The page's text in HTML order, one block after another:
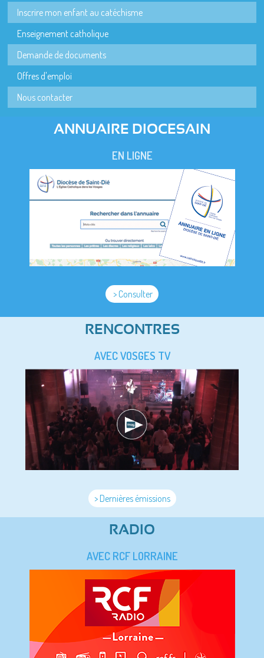
Inscrire mon enfant au catéchisme
Enseignement catholique
Demande de documents
Offres d'emploi
Nous contacter
ANNUAIRE DIOCESAIN
EN LIGNE
> Consulter
RENCONTRES
AVEC VOSGES TV
> Dernières émissions
RADIO
AVEC RCF LORRAINE